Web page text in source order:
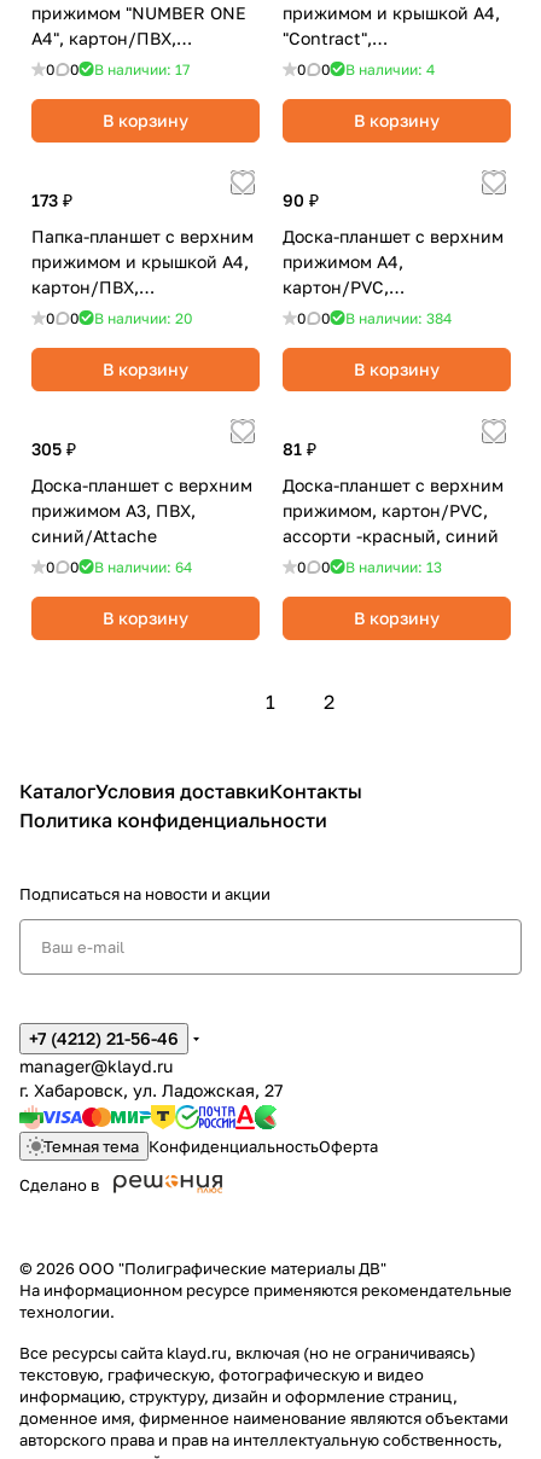
прижимом "NUMBER ONE
А4", картон/ПВХ,
черн./BRAUBERG
0 0 В наличии: 17
В корзину
прижимом и крышкой А4,
"Contract",
синяя/BRAUBERG
0 0 В наличии: 4
В корзину
173 ₽
Папка-планшет с верхним
прижимом и крышкой А4,
картон/ПВХ,
черный/deVENTE
0 0 В наличии: 20
В корзину
90 ₽
Доска-планшет с верхним
прижимом А4,
картон/PVC,
синий/Workmate
0 0 В наличии: 384
В корзину
305 ₽
Доска-планшет с верхним
прижимом А3, ПВХ,
синий/Attache
0 0 В наличии: 64
В корзину
81 ₽
Доска-планшет с верхним
прижимом, картон/PVC,
ассорти -красный, синий
0 0 В наличии: 13
В корзину
1 2
КаталогУсловия доставкиКонтакты
Политика конфиденциальности
Подписаться на новости и акции
+7 (4212) 21-56-46
manager@klayd.ru
г. Хабаровск, ул. Ладожская, 27
Темная тема КонфиденциальностьОферта
Сделано в
© 2026 ООО "Полиграфические материалы ДВ"
На информационном ресурсе применяются рекомендательные
технологии.
Все ресурсы сайта klayd.ru, включая (но не ограничиваясь)
текстовую, графическую, фотографическую и видео
информацию, структуру, дизайн и оформление страниц,
доменное имя, фирменное наименование являются объектами
авторского права и прав на интеллектуальную собственность,